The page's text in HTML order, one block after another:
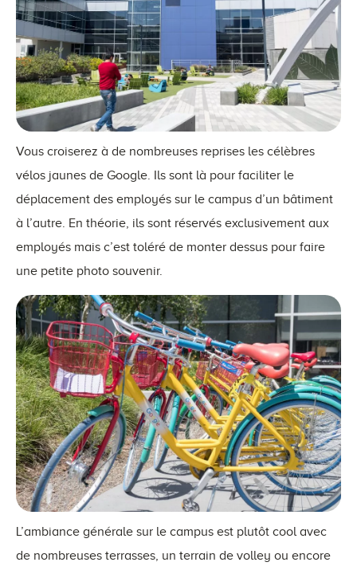
Vous croiserez à de nombreuses reprises les célèbres
vélos jaunes de Google. Ils sont là pour faciliter le
déplacement des employés sur le campus d’un bâtiment
à l’autre. En théorie, ils sont réservés exclusivement aux
employés mais c’est toléré de monter dessus pour faire
une petite photo souvenir.
L’ambiance générale sur le campus est plutôt cool avec
de nombreuses terrasses, un terrain de volley ou encore